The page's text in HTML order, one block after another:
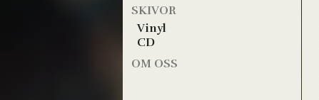
SKIVOR
Vinyl
CD
OM OSS